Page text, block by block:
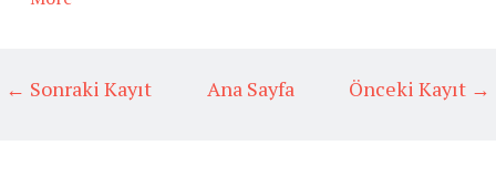
← Sonraki Kayıt Önceki Kayıt →
Ana Sayfa